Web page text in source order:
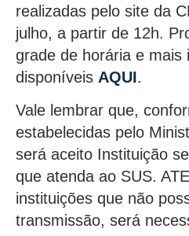
realizadas pelo site da
julho, a partir de 12h.
grade de horária e mais
disponíveis AQUI.
Vale lembrar que,
estabelecidas pelo
será aceito Instituição
que atenda ao SUS.
instituições que não
transmissão, será